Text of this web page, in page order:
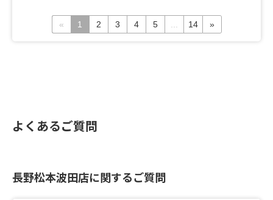
変に勉強になりありがたかったです。おかげさまで冷房
の効きが大変良くなりとても満足しております。また次
« 1 2 3 4 5 ... 14 »
よくあるご質問
長野松本波田店に関するご質問